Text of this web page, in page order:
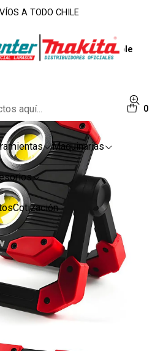
0
Maquinarias
Cotización
A TODO CHILE
Industrial
Linternas
Omni 2000 Lum Recargable